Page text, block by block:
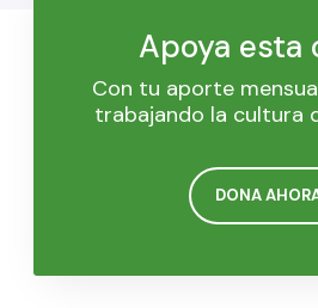
Apoya esta
Con tu aporte
trabajando la cultura
DONA